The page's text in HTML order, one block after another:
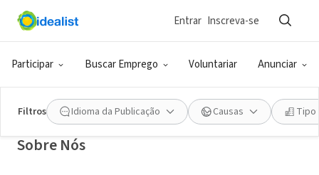
Participar Buscar Emprego Voluntariar Anunciar
Entrar Inscreva-se
Filtros Idioma da Publicação Causas Tipo
ONG (SETOR SOCIAL)
The Institute for Living
Sobre Nós